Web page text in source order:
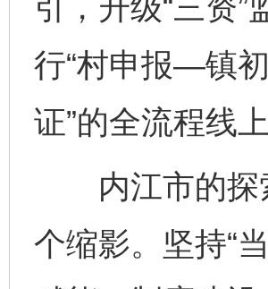
引，升级“三资
行“村申报—镇
证”的全流程线
内江市的探索
个缩影。坚持“